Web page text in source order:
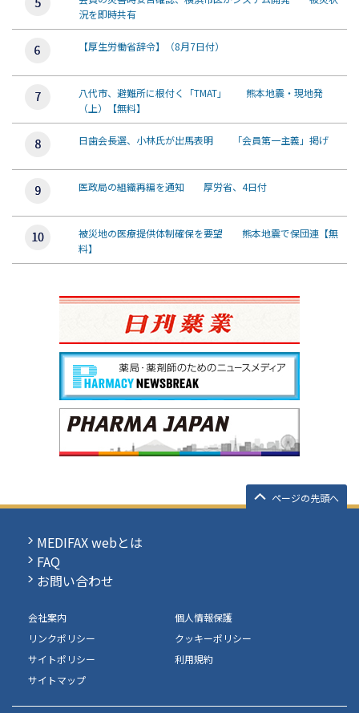
況を即時共有
【厚生労働省辞令】（8月7日付）
八代市、避難所に根付く「TMAT」 熊本地震・現地発
（上）【無料】
日歯会長選、小林氏が出馬表明 「会員第一主義」掲げ
医政局の組織再編を通知 厚労省、4日付
被災地の医療提供体制確保を要望 熊本地震で保団連【無
料】
ページの先頭へ
MEDIFAX webとは
FAQ
お問い合わせ
会社案内
個人情報保護
リンクポリシー
クッキーポリシー
サイトポリシー
利用規約
サイトマップ